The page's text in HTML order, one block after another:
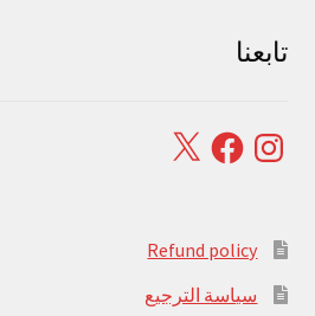
تابعنا
Instagram
Facebook
X
Refund policy
سياسة الترجيع